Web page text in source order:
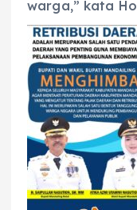
warga,” kata